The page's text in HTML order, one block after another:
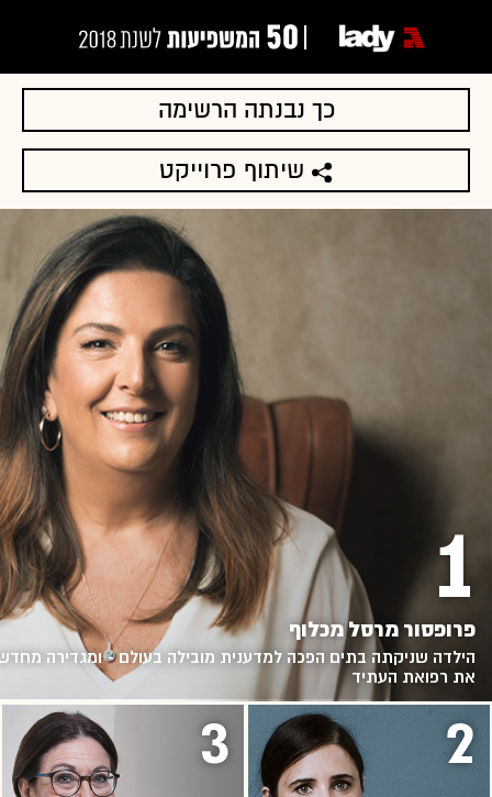
כך נבנתה הרשימה
שיתוף פרוייקט
1
פרופסור מרסל מכלוף
הילדה שניקתה בתים הפכה למדענית מובילה בעולם - ומגדירה
את רפואת העתיד
2
3